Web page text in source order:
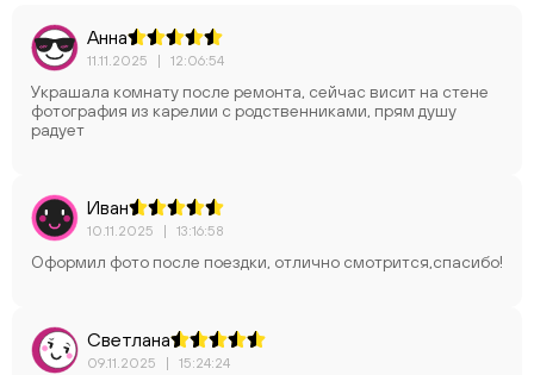
Анна
11.11.2025 | 12:06:54
Украшала комнату после ремонта, сейчас висит на стене
фотография из карелии с родственниками, прям душу
радует
Иван
10.11.2025 | 13:16:58
Оформил фото после поездки, отлично смотрится,спасибо!
Светлана
09.11.2025 | 15:24:24